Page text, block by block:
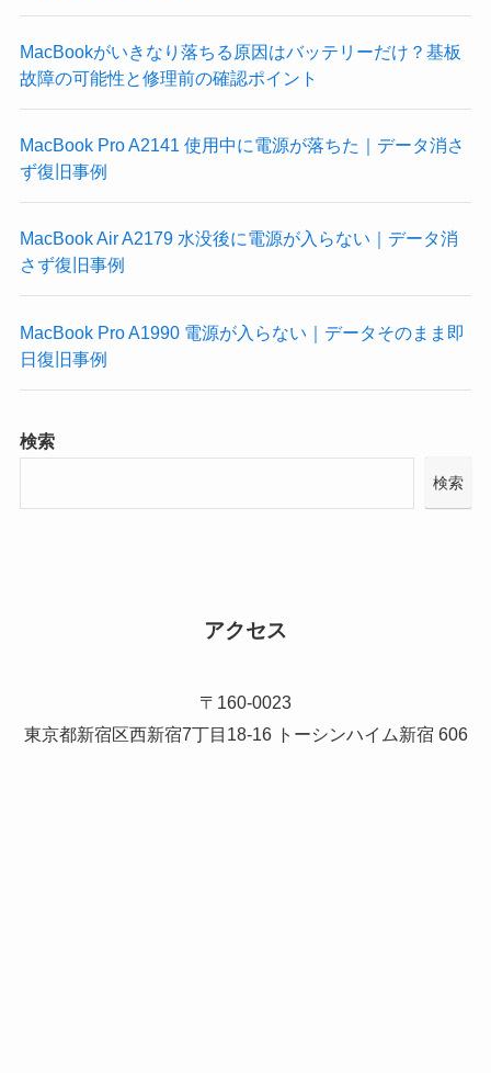
MacBookがいきなり落ちる原因はバッテリーだけ？基板
故障の可能性と修理前の確認ポイント
MacBook Pro A2141 使用中に電源が落ちた｜データ消さ
ず復旧事例
MacBook Air A2179 水没後に電源が入らない｜データ消
さず復旧事例
MacBook Pro A1990 電源が入らない｜データそのまま即
日復旧事例
検索
検索
アクセス
〒160-0023
東京都新宿区西新宿7丁目18-16 トーシンハイム新宿 606